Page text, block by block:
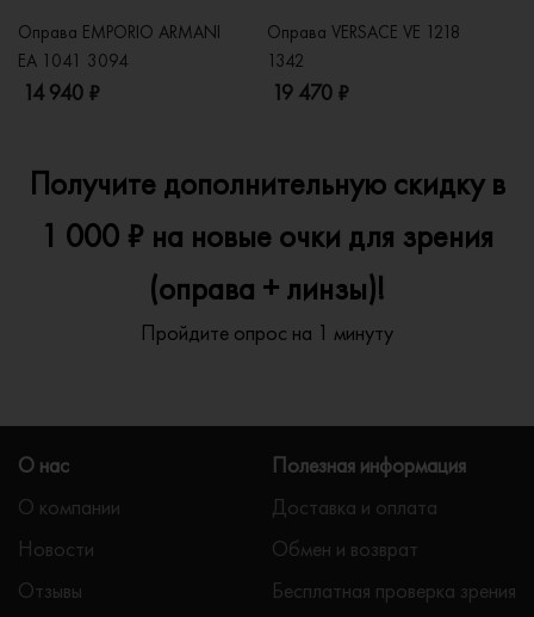
Оправа EMPORIO ARMANI
EA 1041 3094
14 940 ₽
Оправа VERSACE VE 1218
1342
19 470 ₽
Получите дополнительную скидку в
1 000 ₽ на новые очки для зрения
(оправа + линзы)!
Пройдите опрос на 1 минуту
О нас
О компании
Новости
Отзывы
Полезная информация
Доставка и оплата
Обмен и возврат
Бесплатная проверка зрения